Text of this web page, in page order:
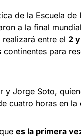
de la Escuela de
a la final
entre el 2
para
y Jorge Soto,
cuatro horas en la
es la primera